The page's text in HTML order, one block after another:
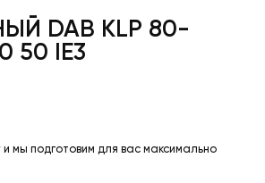
DAB KLP 80-
50 IE3
мы подготовим для вас максимально